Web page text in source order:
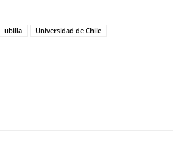
ubilla Universidad de Chile